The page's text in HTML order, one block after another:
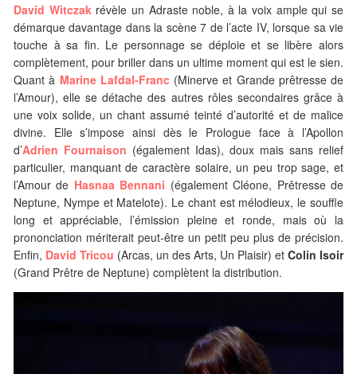
David Witczak révèle un Adraste noble, à la voix ample qui se
démarque davantage dans la scène 7 de l’acte IV, lorsque sa vie
touche à sa fin. Le personnage se déploie et se libère alors
complètement, pour briller dans un ultime moment qui est le sien.
Quant à Marine Lafdal-Franc(Minerve et Grande prêtresse de
l’Amour), elle se détache des autres rôles secondaires grâce à
une voix solide, un chant assumé teinté d’autorité et de malice
divine. Elle s’impose ainsi dès le Prologue face à l’Apollon
d’Adrien Fournaison (également Idas), doux mais sans relief
particulier, manquant de caractère solaire, un peu trop sage, et
l’Amour de Hasnaa Bennani (également Cléone, Prêtresse de
Neptune, Nympe et Matelote). Le chant est mélodieux, le souffle
long et appréciable, l’émission pleine et ronde, mais où la
prononciation mériterait peut-être un petit peu plus de précision.
Enfin, David Tricou (Arcas, un des Arts, Un Plaisir) et Colin Isoir
(Grand Prêtre de Neptune) complètent la distribution.